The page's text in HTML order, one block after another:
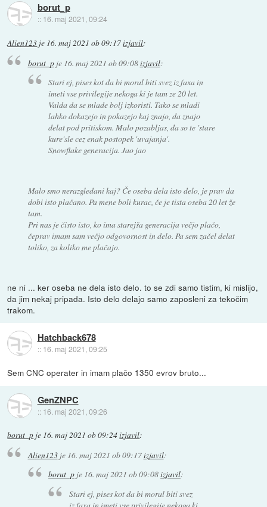
borut_p
:: 16. maj 2021, 09:24
Alien123 je 16. maj 2021 ob 09:17izjavil:
borut_pje 16. maj 2021 ob 09:08izjavil:
Stari ej, pises kot da bi moral biti svez iz faxa in
imeti vse privilegije nekoga ki je tam ze 20 let.
Valda da se mlade bolj izkoristi. Tako se mladi
lahko dokazejo in pokazejo kaj znajo, da znajo
delat pod pritiskom. Malo pozabljas, da so te 'stare
kure'sle cez enak postopek 'uvajanja'.
Snowflake generacija. Jao jao
Malo smo nerazgledani kaj? Če oseba dela isto delo, je prav da
dobi isto plačano. Pa mene boli kurac, če je tista oseba 20 let že
tam.
Pri nas je čisto isto, ko ima starejša generacija večjo plačo,
čeprav imam sam večjo odgovornost in delo. Pa sem začel delat
toliko, za koliko me plačajo.
ne ni ... ker oseba ne dela isto delo. to se zdi samo tistim, ki mislijo,
da jim nekaj pripada. Isto delo delajo samo zaposleni za tekočim
trakom.
Hatchback678
:: 16. maj 2021, 09:25
Sem CNC operater in imam plačo 1350 evrov bruto...
GenZNPC
:: 16. maj 2021, 09:26
borut_p je 16. maj 2021 ob 09:24izjavil:
Alien123je 16. maj 2021 ob 09:17izjavil:
borut_p je 16. maj 2021 ob 09:08izjavil:
Stari ej, pises kot da bi moral biti svez